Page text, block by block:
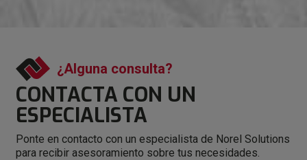
¿Alguna consulta?
CONTACTA CON UN
ESPECIALISTA
Ponte en contacto con un especialista de Norel Solutions
para recibir asesoramiento sobre tus necesidades.